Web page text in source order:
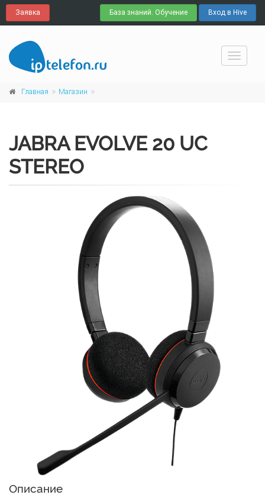
Заявка База знаний. Обучение Вход в Hive
Главная Магазин
JABRA EVOLVE 20 UC
STEREO
Описание